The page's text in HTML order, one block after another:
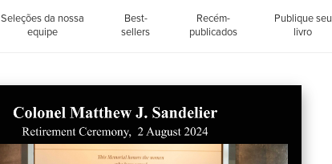
Seleções da nossa
equipe
Best-
sellers
Recém-
publicados
Publique seu
livro